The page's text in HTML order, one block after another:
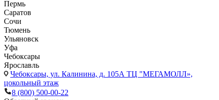
Пермь
Саратов
Сочи
Тюмень
Ульяновск
Уфа
Чебоксары
Ярославль
Чебоксары, ул. Калинина, д. 105А ТЦ "МЕГАМОЛЛ»,
цокольный этаж
8 (800) 500-00-22